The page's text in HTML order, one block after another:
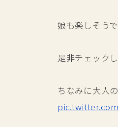
娘も楽しそう
是非チェック
ちなみに大人